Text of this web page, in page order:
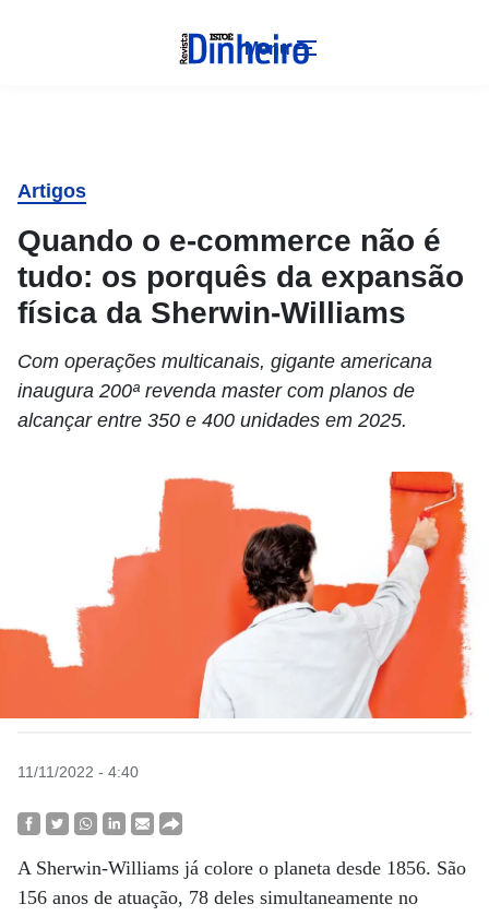
Menu
Artigos
Quando o e-commerce não é
tudo: os porquês da expansão
física da Sherwin-Williams
Com operações multicanais, gigante americana
inaugura 200ª revenda master com planos de
alcançar entre 350 e 400 unidades em 2025.
11/11/2022 - 4:40
A Sherwin-Williams já colore o planeta desde 1856. São
156 anos de atuação, 78 deles simultaneamente no